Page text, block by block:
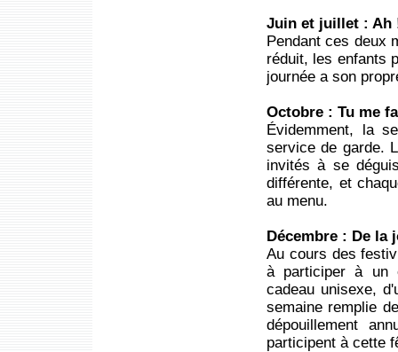
Juin et juillet : Ah
Pendant ces deux
réduit, les enfants
journée a son
Octobre : Tu me
Évidemment, la
service de garde.
invités à se
différente, et
au menu.
Décembre : De la
Au cours des
à participer à un
cadeau unisexe,
semaine remplie
dépouillement
participent à cette